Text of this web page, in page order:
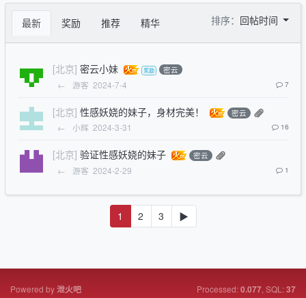
最新 奖励 推荐 精华 排序： 回帖时间
[北京] 密云小妹 密云
← 游客 2024-7-4 7
[北京] 性感妖娆的妹子，身材完美！ 密云
← 小辉 2024-3-31 16
[北京] 验证性感妖娆的妹子 密云
← 游客 2024-2-29 1
1 2 3 ▶
Powered by泄火吧 Processed:0.077, SQL:37